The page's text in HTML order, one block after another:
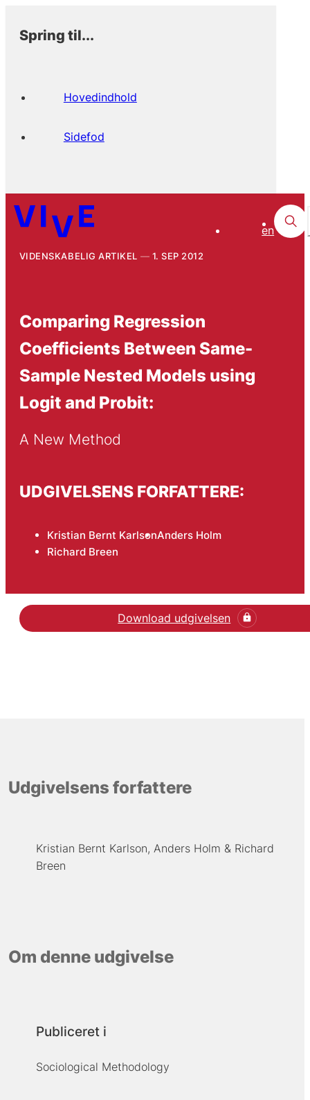
Spring til...
Hovedindhold
Sidefod
en
VIDENSKABELIG ARTIKEL 1. SEP 2012
Comparing Regression
Coefficients Between Same-
Sample Nested Models using
Logit and Probit:
A New Method
UDGIVELSENS FORFATTERE:
Kristian Bernt KarlsonAnders Holm
Richard Breen
Download udgivelsen
Udgivelsens forfattere
Kristian Bernt Karlson Anders Holm
Richard
Breen
Om denne udgivelse
Publiceret i
Sociological Methodology